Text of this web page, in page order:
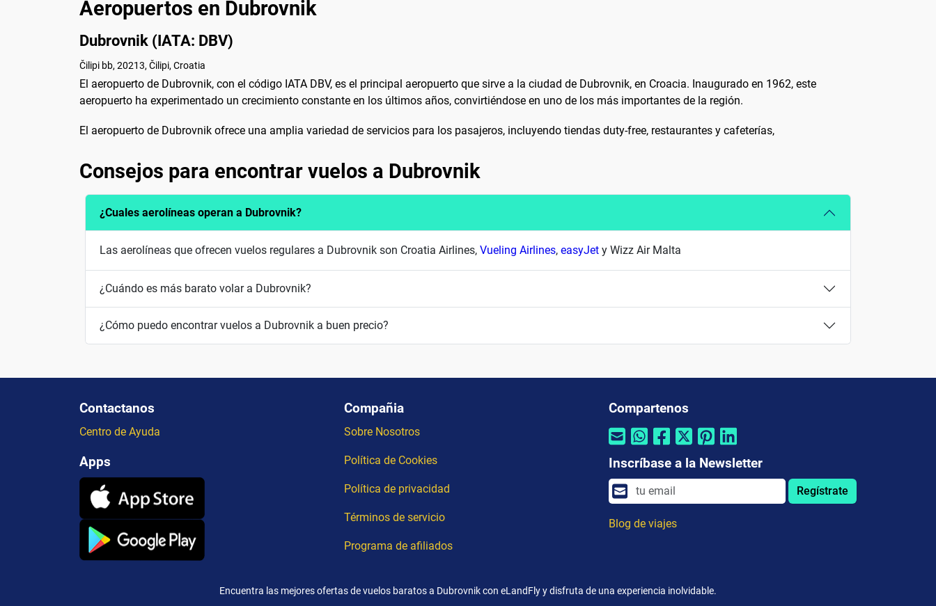
Aeropuertos en Dubrovnik
Dubrovnik (IATA: DBV)
Čilipi bb, 20213, Čilipi, Croatia
El aeropuerto de Dubrovnik, con el código IATA DBV, es el principal aeropuerto que sirve a la ciudad de Dubrovnik, en Croacia. Inaugurado en 1962, este
aeropuerto ha experimentado un crecimiento constante en los últimos años, convirtiéndose en uno de los más importantes de la región.
El aeropuerto de Dubrovnik ofrece una amplia variedad de servicios para los pasajeros, incluyendo tiendas duty-free, restaurantes y cafeterías,
Consejos para encontrar vuelos a Dubrovnik
¿Cuales aerolíneas operan a Dubrovnik?
Las aerolíneas que ofrecen vuelos regulares a Dubrovnik son Croatia Airlines, Vueling Airlines, easyJet y Wizz Air Malta
¿Cuándo es más barato volar a Dubrovnik?
¿Cómo puedo encontrar vuelos a Dubrovnik a buen precio?
Contactanos
Centro de Ayuda
Apps
Compañia
Sobre Nosotros
Política de Cookies
Política de privacidad
Términos de servicio
Programa de afiliados
Compartenos
Inscríbase a la Newsletter
Regístrate
Blog de viajes
Encuentra las mejores ofertas de vuelos baratos a Dubrovnik con eLandFly y disfruta de una experiencia inolvidable.